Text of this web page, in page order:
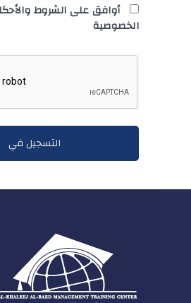
أوافق على الشروط
الخصوصية